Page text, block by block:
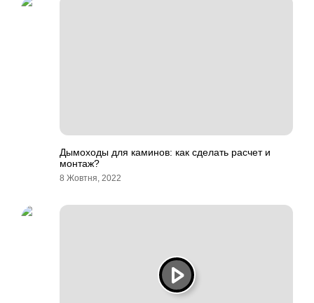
Дымоходы для каминов: как сделать расчет и
монтаж?
8 Жовтня, 2022